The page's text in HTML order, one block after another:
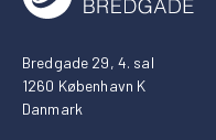
Bredgade 29, 4. sal
1260 København K
Danmark